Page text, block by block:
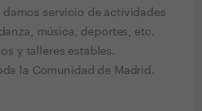
damos servicio de actividades
música, deportes, etc.
y talleres estables.
la Comunidad de Madrid.